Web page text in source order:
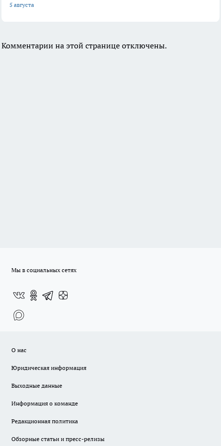
5 августа
Комментарии на этой странице отключены.
Мы в социальных сетях
О нас
Юридическая информация
Выходные данные
Информация о команде
Редакционная политика
Обзорные статьи и пресс-релизы